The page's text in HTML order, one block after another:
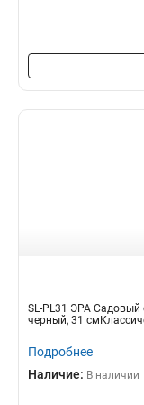
SL-PL31 ЭРА Садовый
черный, 31
Подробнее
Наличие: В наличии